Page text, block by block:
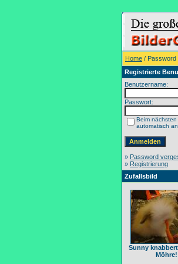
Home /
Registrierte
Benutzername:
Passwort:
Beim
automatisch
» Password
» Registrierung
Zufallsbild
Sunny
Möhre!